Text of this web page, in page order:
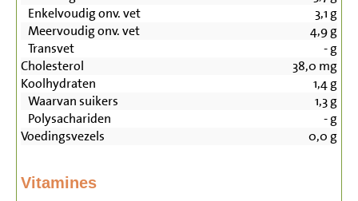
Enkelvoudig onv. vet
3,1 g
Meervoudig onv. vet
4,9g
Transvet
-g
Cholesterol
38,0 mg
Koolhydraten
1,4g
Waarvan suikers
1,3g
Polysachariden
-g
Voedingsvezels
0,0 g
Vitamines